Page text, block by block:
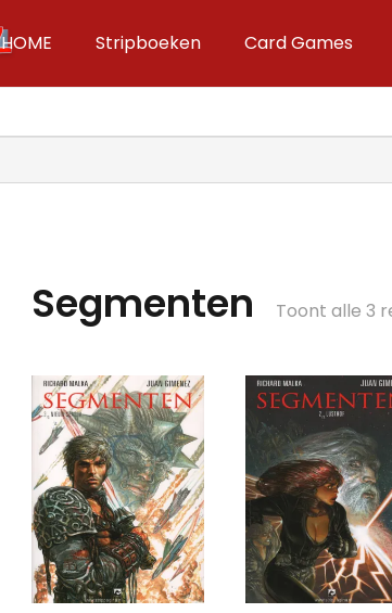
HOME Stripboeken Card Games
Segmenten Toont alle 3